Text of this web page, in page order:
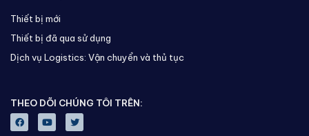
Thiết bị mới
Thiết bị đã qua sử dụng
Dịch vụ Logistics: Vận chuyển và thủ tục
THEO DÕI CHÚNG TÔI TRÊN: